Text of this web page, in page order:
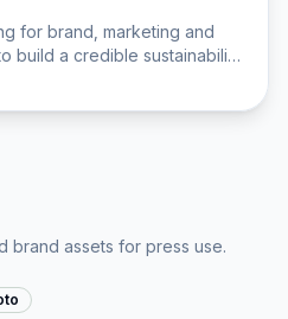
for brand, marketing and
build a credible sustainability
brand assets for press use.